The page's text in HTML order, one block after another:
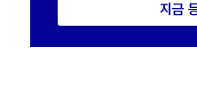
지금